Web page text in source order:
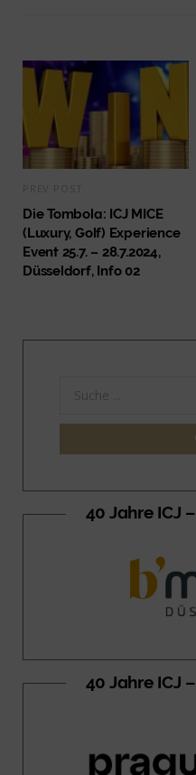
Die Tombola: ICJ MICE
(Luxury, Golf) Experience
Event 25.7. – 28.7.2024,
Düsseldorf, Info 02
40 Jahre ICJ
40 Jahre ICJ